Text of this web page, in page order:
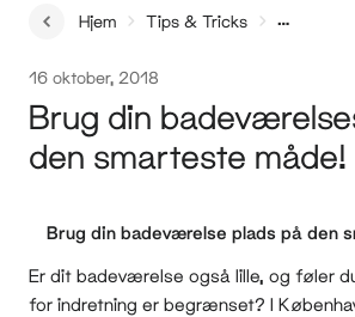
Hjem
Tips & Tricks
16 oktober, 2018
Brug din
den smarteste måde!
Brug din badeværelse plads på den
Er dit badeværelse også lille, og føler
for indretning er begrænset? I